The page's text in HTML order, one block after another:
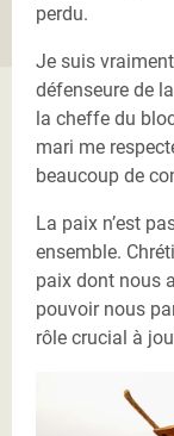
perdu.
Je suis
défenseure de
la cheffe du
mari me
beaucoup de
La paix n’est
ensemble.
paix dont nous
pouvoir nous
rôle crucial à
Chanella-Fany-